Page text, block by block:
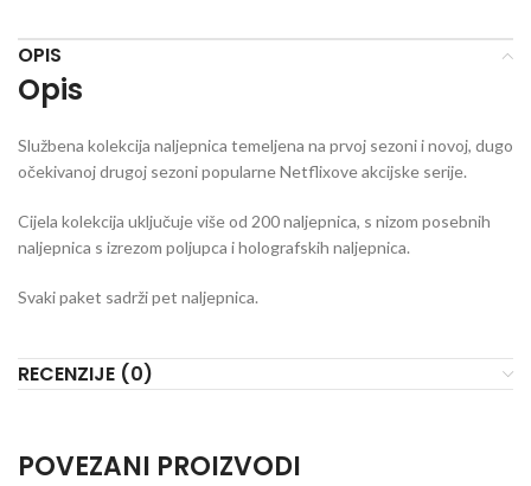
OPIS
Opis
Službena kolekcija naljepnica temeljena na prvoj sezoni i novoj, dugo
očekivanoj drugoj sezoni popularne Netflixove akcijske serije.
Cijela kolekcija uključuje više od 200 naljepnica, s nizom posebnih
naljepnica s izrezom poljupca i holografskih naljepnica.
Svaki paket sadrži pet naljepnica.
RECENZIJE (0)
POVEZANI PROIZVODI